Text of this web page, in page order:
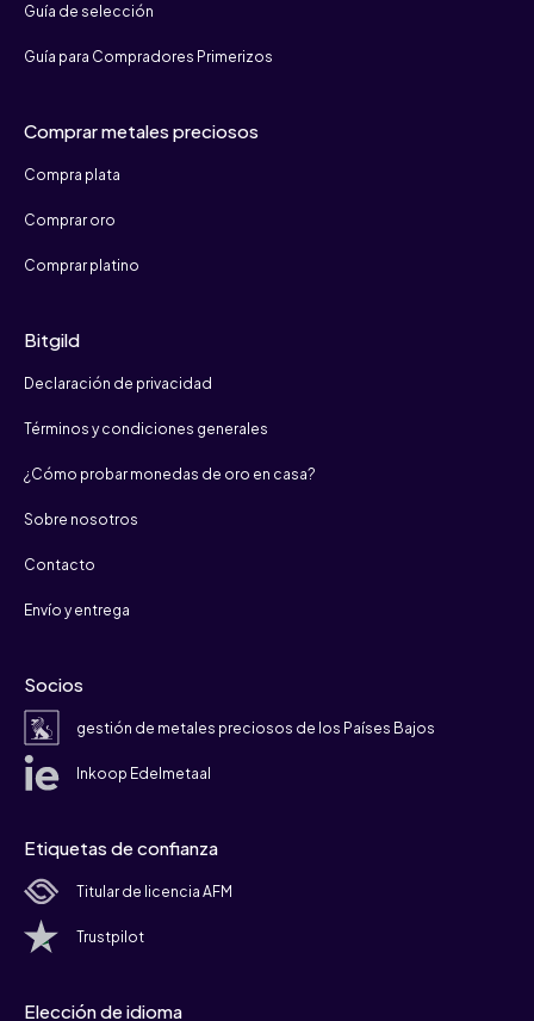
Guía de selección
Guía para Compradores Primerizos
Comprar metales preciosos
Compra plata
Comprar oro
Comprar platino
Bitgild
Declaración de privacidad
Términos y condiciones generales
¿Cómo probar monedas de oro en casa?
Sobre nosotros
Contacto
Envío y entrega
Socios
gestión de metales preciosos de los Países Bajos
Inkoop Edelmetaal
Etiquetas de confianza
Titular de licencia AFM
Trustpilot
Elección de idioma